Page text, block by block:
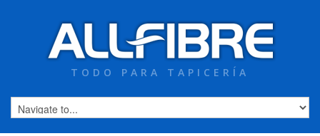
TODO PARA TAPICERÍA